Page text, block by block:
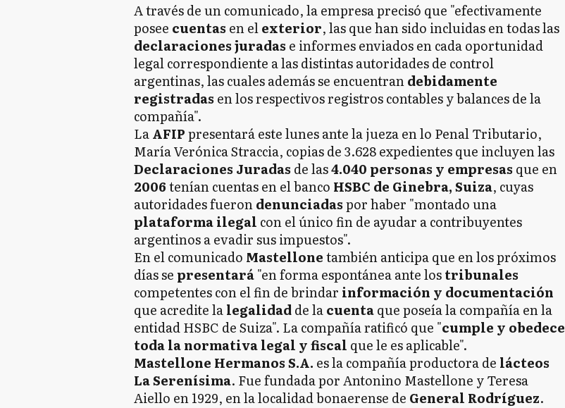
A través de un comunicado, la empresa precisó que "efectivamente
posee cuentas en elexterior, las que han sido incluidas en todas las
declaraciones juradas e informes enviados en cada oportunidad
legal correspondiente a las distintas autoridades de control
argentinas, las cuales además se encuentrandebidamente
registradas en los respectivos registros contables y balances de la
compañía".
LaAFIPpresentará este lunes ante la jueza en lo Penal Tributario,
María Verónica Straccia, copias de 3.628 expedientes que incluyen las
Declaraciones Juradas de las4.040 personas y empresas que en
2006tenían cuentas en el banco HSBC de Ginebra, Suiza, cuyas
autoridades fuerondenunciadaspor haber "montado una
plataforma ilegal con el único fin de ayudar a contribuyentes
argentinos a evadir sus impuestos".
En el comunicado Mastellonetambién anticipa que en los próximos
días se presentará"en forma espontánea ante lostribunales
competentes con el fin debrindar información y documentación
que acredite lalegalidadde lacuentaque poseía la compañía en la
entidad HSBC de Suiza". La compañía ratificó que "cumple y obedece
toda la normativa legal y fiscal que le es aplicable".
Mastellone Hermanos S.A. es la compañía productora de lácteos
La Serenísima. Fue fundada por Antonino Mastellone y Teresa
Aiello en 1929, en la localidad bonaerense de General Rodríguez.